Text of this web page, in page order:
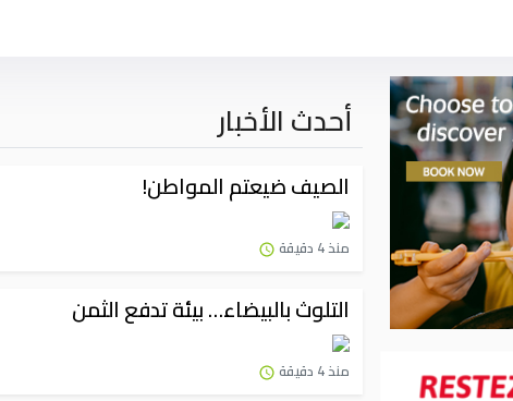
أحدث الأخبار
الصيف ضيعتم المواطن!
منذ 4 دقيقة
التلوث بالبيضاء… بيئة تدفع الثمن
منذ 4 دقيقة